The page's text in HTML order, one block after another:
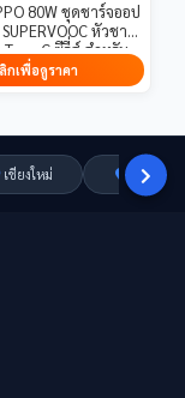
80W ชุดชาร์จออป
หัวชาร์จ
ซีรี่ส์ สำหรับ
Realme OPPO
【รับประกัน1ปี】
กเพื่อดูราคา
เชียงใหม่ อ่างทอง